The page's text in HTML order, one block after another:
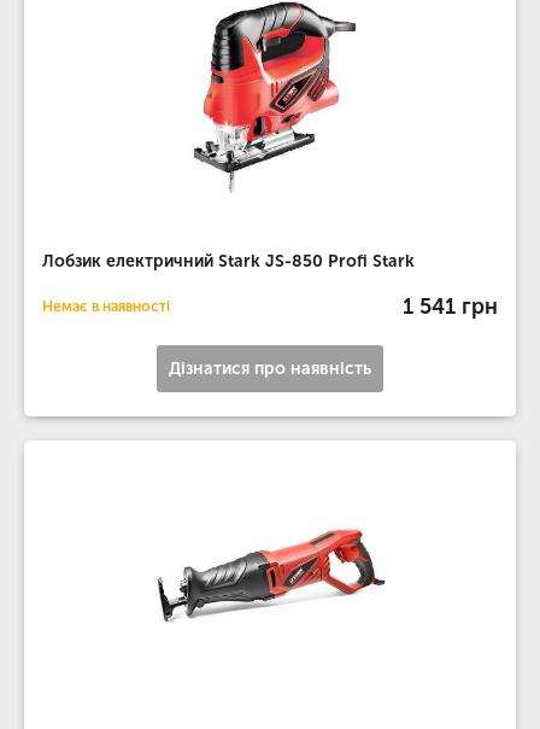
Лобзик електричний Stark JS-850 Profi Stark
Немає в наявності 1 541 грн
Дізнатися про наявність